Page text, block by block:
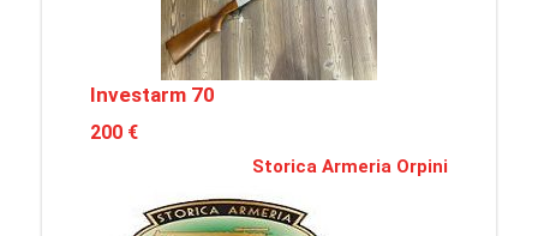
Investarm 70
200 €
Storica Armeria Orpini